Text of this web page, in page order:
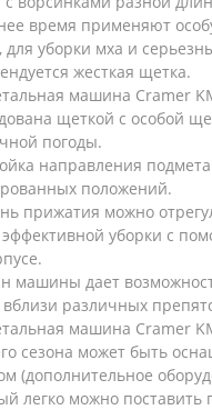
время применяют
для уборки мха и
жесткая щетка.
машина Cramer
щеткой с особой
погоды.
направления
положений.
прижатия можно
эффективной уборки с
машины дает
вблизи различных
машина Cramer
сезона может быть
(дополнительное
легко можно поставить